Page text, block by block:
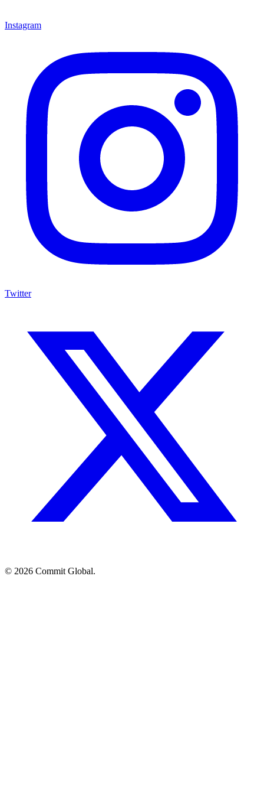
Instagram
Twitter
© 2026 Commit Global.